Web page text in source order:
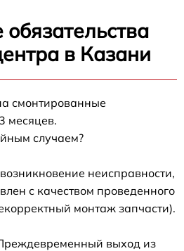
в Казани
смонтированные
месяцев.
случаем?
неисправности,
с качеством проведенного
монтаж запчасти).
выход из